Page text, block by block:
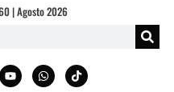
| Agosto 2026